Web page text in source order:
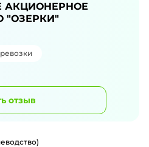
АКЦИОНЕРНОЕ
"ОЗЕРКИ"
отзыв